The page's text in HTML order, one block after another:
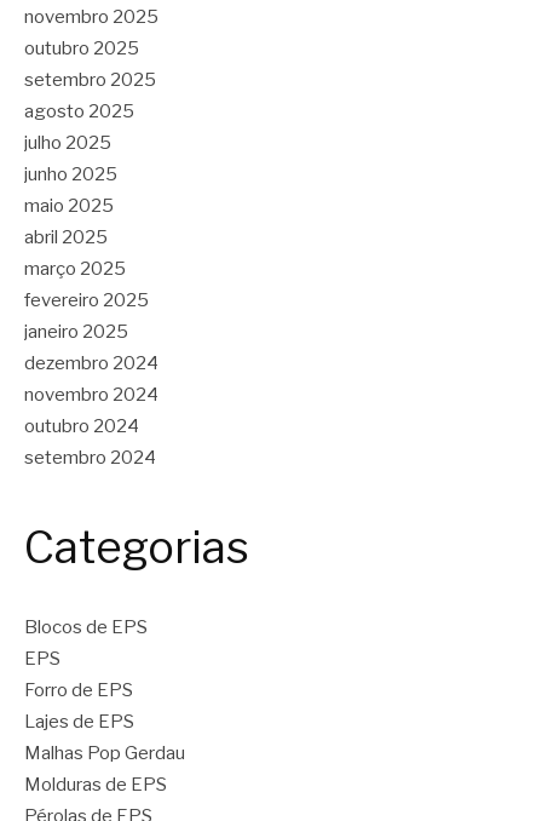
novembro 2025
outubro 2025
setembro 2025
agosto 2025
julho 2025
junho 2025
maio 2025
abril 2025
março 2025
fevereiro 2025
janeiro 2025
dezembro 2024
novembro 2024
outubro 2024
setembro 2024
Categorias
Blocos de EPS
EPS
Forro de EPS
Lajes de EPS
Malhas Pop Gerdau
Molduras de EPS
Pérolas de EPS